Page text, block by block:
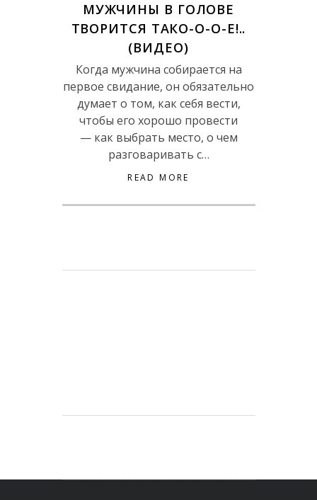
МУЖЧИНЫ В ГОЛОВЕ
ТВОРИТСЯ ТАКО-О-О-Е!..
(ВИДЕО)
Когда мужчина собирается на
первое свидание, он обязательно
думает о том, как себя вести,
чтобы его хорошо провести
— как выбрать место, о чем
разговаривать с…
READ MORE